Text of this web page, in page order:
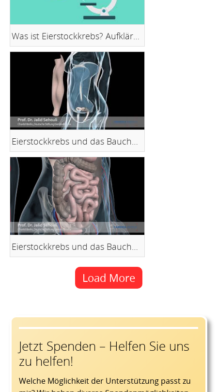
Was ist Eierstockkrebs? Aufklärungs-Clip Teil 2
Eierstockkrebs und das Bauchfell - Teil 2
Eierstockkrebs und das Bauchfell - Teil 3
Load More
Jetzt Spenden – Helfen Sie uns
zu helfen!
Welche Möglichkeit der Unterstützung passt zu